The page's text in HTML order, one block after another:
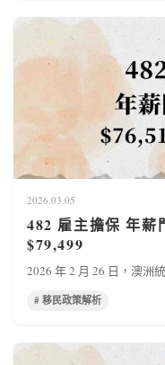
2026.03.05
482 雇主擔保 年
$79,499
2026 年 2 月 26 日，澳洲
# 移民政策解析